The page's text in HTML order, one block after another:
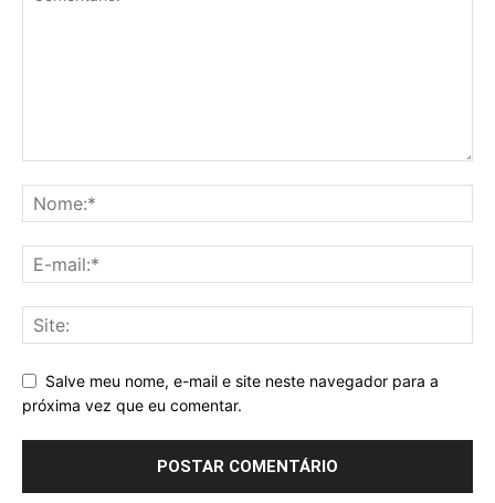
Salve meu nome, e-mail e site neste navegador para a
próxima vez que eu comentar.